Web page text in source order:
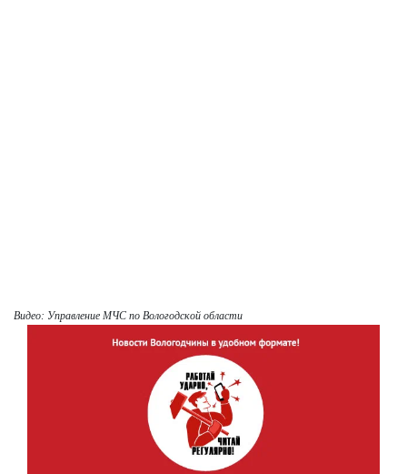
Видео: Управление МЧС по Вологодской области